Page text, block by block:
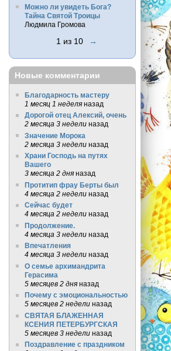
Можно ли увидеть Бога?
Тайна Святой Троицы
Людмила Громова
1 из 10 →
Новые комментарии
Благодарность мастеру
1 месяц 1 неделяназад
Дорогой отец Алексий, очень
2 месяца 3 неделиназад
Значение Морока
2 месяца 3 неделиназад
Храни Господь на путях
Вашего
3 месяца 2 дняназад
Протитип фрау Берты был
4 месяца 2 неделиназад
Сейчас будет
4 месяца 2 неделиназад
Продолжение.
4 месяца 3 неделиназад
Впечатления
4 месяца 3 неделиназад
О семье архимандрита
Герасима
5 месяцев 2 дняназад
Почему с эмоциональностью
5 месяцев 2 неделиназад
СВЯТАЯ БЛАЖЕННАЯ
КСЕНИЯ ПЕТЕРБУРГСКАЯ
5 месяцев 3 неделиназад
Поздравление с праздником